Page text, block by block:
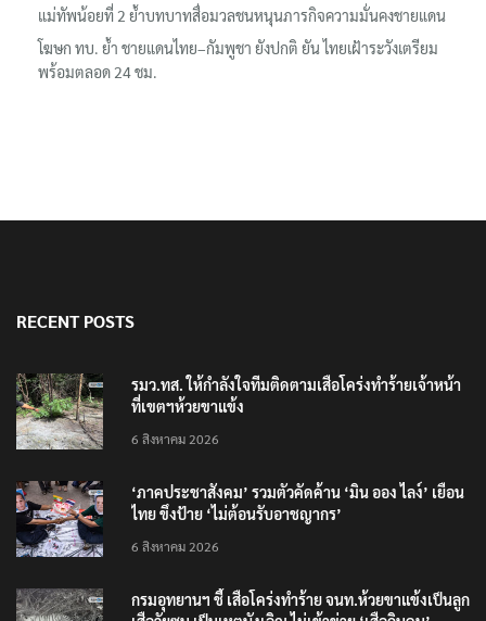
แม่ทัพน้อยที่ 2 ย้ำบทบาทสื่อมวลชนหนุนภารกิจความมั่นคงชายแดน
โฆษก ทบ. ย้ำ ชายแดนไทย–กัมพูชา ยังปกติ ยัน ไทยเฝ้าระวังเตรียม
พร้อมตลอด 24 ชม.
RECENT POSTS
รมว.ทส. ให้กำลังใจทีมติดตามเสือโคร่งทำร้ายเจ้าหน้า
ที่เขตฯห้วยขาแข้ง
6 สิงหาคม 2026
‘ภาคประชาสังคม’ รวมตัวคัดค้าน ‘มิน ออง ไลง์’ เยือน
ไทย ขึงป้าย ‘ไม่ต้อนรับอาชญากร’
6 สิงหาคม 2026
กรมอุทยานฯ ชี้ เสือโคร่งทำร้าย จนท.ห้วยขาแข้งเป็นลูก